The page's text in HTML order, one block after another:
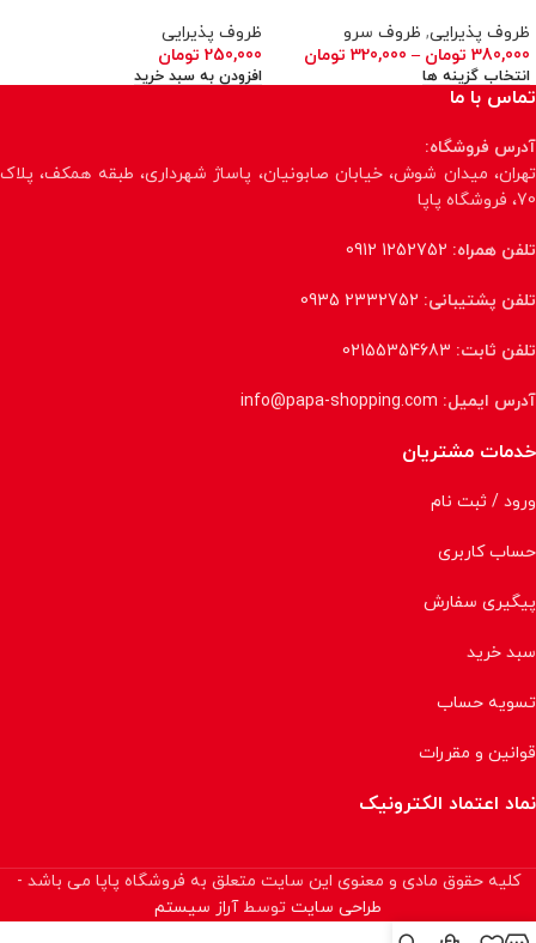
ظروف پذیرایی, ظروف سرو
380,000 تومان –
320,000 تومان
انتخاب گزینه ها
ظروف پذیرایی
250,000 تومان
افزودن به سبد خرید
تماس با ما
آدرس فروشگاه:
تهران، میدان شوش، خیابان صابونیان، پاساژ شهرداری، طبقه همکف، پلاک
70، فروشگاه پاپا
تلفن همراه: 1252752 0912
تلفن پشتیبانی: 2332752 0935
تلفن ثابت: 02155354683
آدرس ایمیل: info@papa-shopping.com
خدمات مشتریان
ورود / ثبت نام
حساب کاربری
پیگیری سفارش
سبد خرید
تسویه حساب
قوانین و مقررات
نماد اعتماد الکترونیک
کلیه حقوق مادی و معنوی این سایت متعلق به فروشگاه پاپا می باشد -
طراحی سایت توسطآراز سیستم